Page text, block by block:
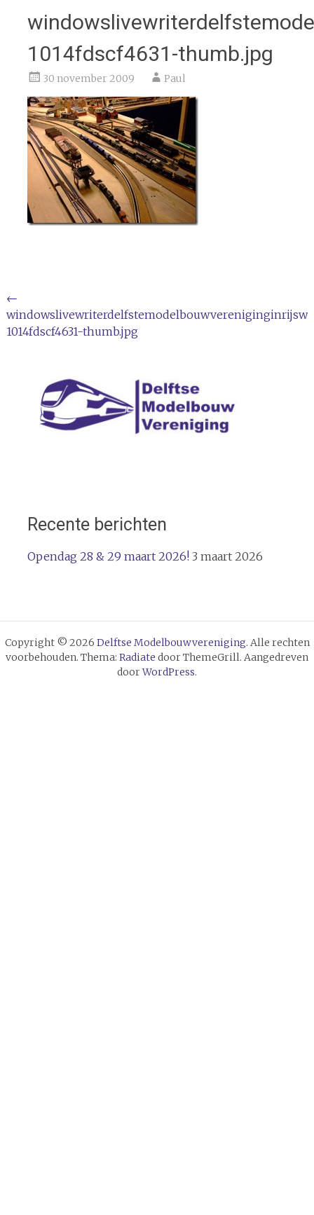
1014fdscf4631-thumb.jpg
30 november 2009 Paul
Bericht
navigatie
←
1014fdscf4631-thumb.jpg
Recente berichten
Opendag 28 & 29 maart 2026! 3 maart 2026
Copyright © 2026 Delftse Modelbouwvereniging. Alle rechten
voorbehouden. Thema: Radiate door ThemeGrill. Aangedreven
doorWordPress.